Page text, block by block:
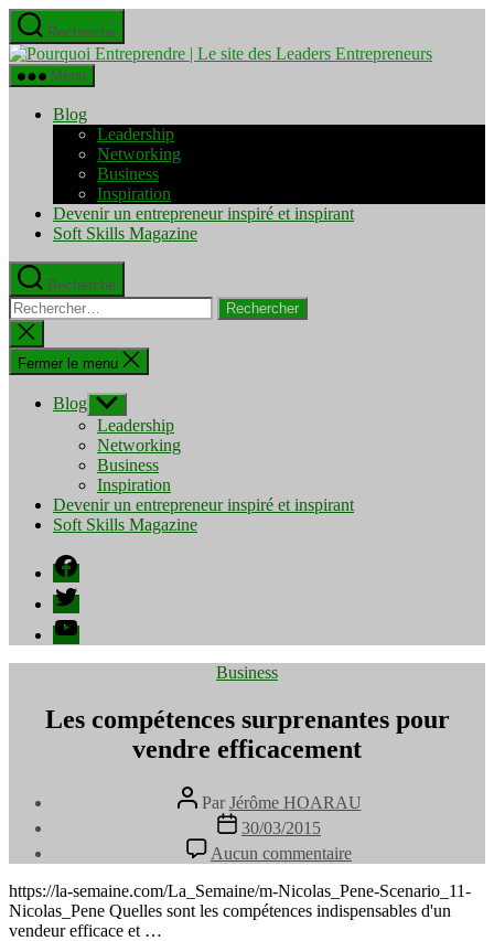
Aller
au
contenu
Recherche
Pourquoi
Menu
Blog
Leadership
Networking
Business
Inspiration
Devenir un entrepreneur inspiré et inspirant
Soft Skills Magazine
Recherche
Rechercher :
Fermer
la
recherche
Fermer le menu
Blog Afficher
le
sous-
menu
Leadership
Networking
Business
Inspiration
Devenir un entrepreneur inspiré et inspirant
Soft Skills Magazine
Facebook
Twitter
YouTube
Catégories
Business
Les compétences surprenantes pour
vendre efficacement
Auteur
de
l’article
Par Jérôme HOARAU
Date
l’article
30/03/2015
Aucun commentaire
Les
compétences
surprenantes
pour
https://la-semaine.com/La_Semaine/m-Nicolas_Pene-Scenario_11-
Nicolas_Pene Quelles sont les compétences indispensables d'un
vendeur efficace et …